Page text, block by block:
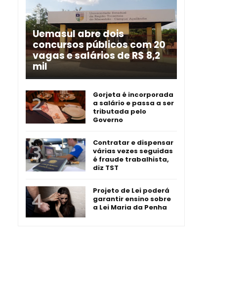
Uemasul abre dois
concursos públicos com 20
vagas e salários de R$ 8,2
mil
Gorjeta é incorporada
a salário e passa a ser
tributada pelo
Governo
Contratar e dispensar
várias vezes seguidas
é fraude trabalhista,
diz TST
Projeto de Lei poderá
garantir ensino sobre
a Lei Maria da Penha